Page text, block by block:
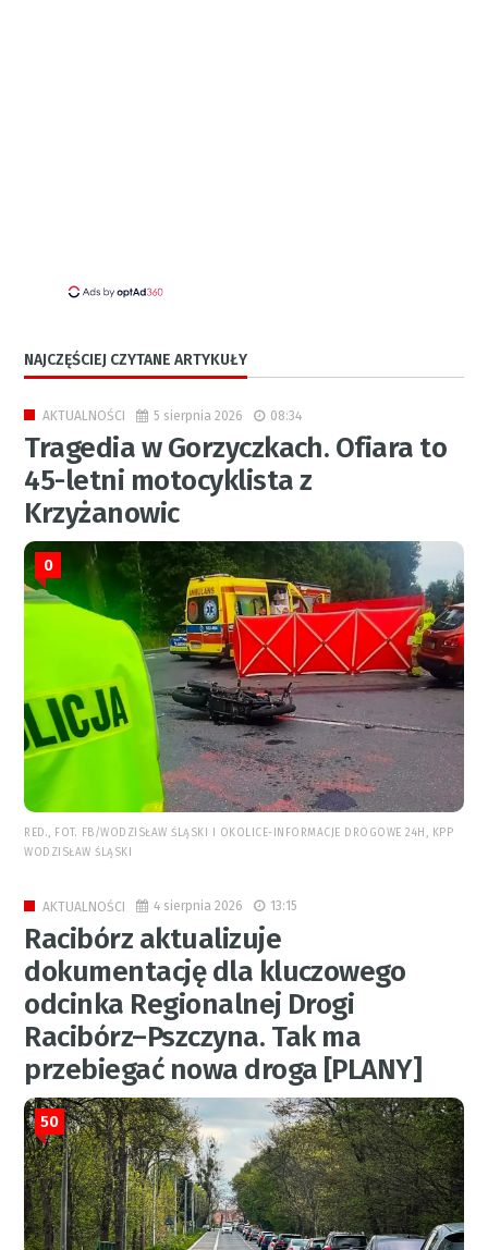
NAJCZĘŚCIEJ CZYTANE ARTYKUŁY
AKTUALNOŚCI 5 sierpnia 2026 08:34
Tragedia w Gorzyczkach. Ofiara to
45-letni motocyklista z
Krzyżanowic
0
RED., FOT. FB/WODZISŁAW ŚLĄSKI I OKOLICE-INFORMACJE DROGOWE 24H, KPP
WODZISŁAW ŚLĄSKI
AKTUALNOŚCI 4 sierpnia 2026 13:15
Racibórz aktualizuje
dokumentację dla kluczowego
odcinka Regionalnej Drogi
Racibórz–Pszczyna. Tak ma
przebiegać nowa droga [PLANY]
50